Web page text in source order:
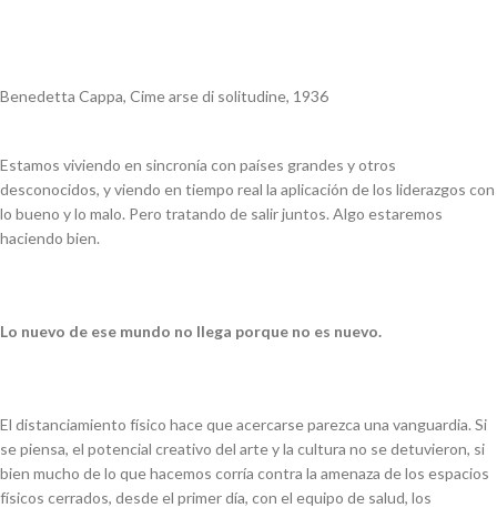
Benedetta Cappa, Cime arse di solitudine, 1936
Estamos viviendo en sincronía con países grandes y otros
desconocidos, y viendo en tiempo real la aplicación de los liderazgos con
lo bueno y lo malo. Pero tratando de salir juntos. Algo estaremos
haciendo bien.
Lo nuevo de ese mundo no llega porque no es nuevo.
El distanciamiento físico hace que acercarse parezca una vanguardia. Si
se piensa, el potencial creativo del arte y la cultura no se detuvieron, si
bien mucho de lo que hacemos corría contra la amenaza de los espacios
físicos cerrados, desde el primer día, con el equipo de salud, los